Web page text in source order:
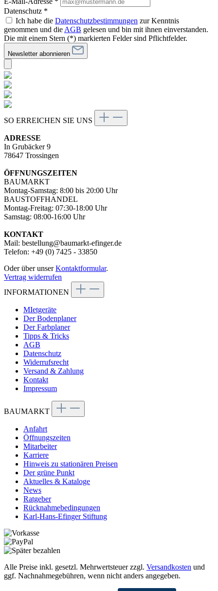
Datenschutz *
Ich habe die Datenschutzbestimmungen zur Kenntnis
genommen und die AGB gelesen und bin mit ihnen einverstanden.
Die mit einem Stern (*) markierten Felder sind Pflichtfelder.
Newsletter abonnieren
SO ERREICHEN SIE UNS
ADRESSE
In Grubäcker 9
78647 Trossingen
ÖFFNUNGSZEITEN
BAUMARKT
Montag-Samstag: 8:00 bis 20:00 Uhr
BAUSTOFFHANDEL
Montag-Freitag: 07:30-18:00 Uhr
Samstag: 08:00-16:00 Uhr
KONTAKT
Mail: bestellung@baumarkt-efinger.de
Telefon: +49 (0) 7425 - 33850
Oder über unserKontaktformular.
Vertrag widerrufen
INFORMATIONEN
MIetgeräte
Der Bodenplaner
Der Farbplaner
Tipps & Tricks
AGB
Datenschutz
Widerrufsrecht
Versand & Zahlung
Kontakt
Impressum
BAUMARKT
Anfahrt
Öffnungszeiten
Mitarbeiter
Karriere
Hinweis zu stationären Preisen
Der grüne Punkt
Aktuelles & Kataloge
News
Ratgeber
Rücknahmebedingungen
Karl-Hans-Efinger Stiftung
Alle Preise inkl. gesetzl. Mehrwertsteuer zzgl. Versandkosten und
ggf. Nachnahmegebühren, wenn nicht anders angegeben.